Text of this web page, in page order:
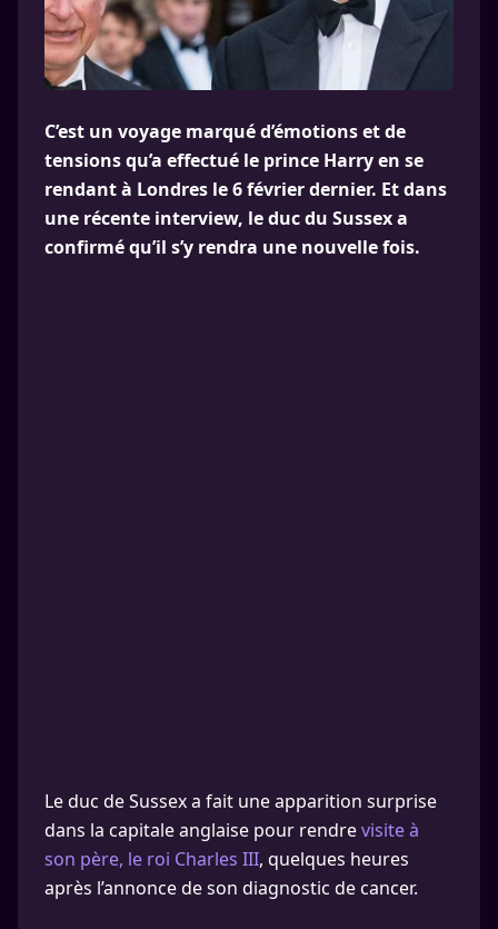
C’est un voyage marqué d’émotions et de
tensions qu’a effectué le prince Harry en se
rendant à Londres le 6 février dernier. Et dans
une récente interview, le duc du Sussex a
confirmé qu’il s’y rendra une nouvelle fois.
Le duc de Sussex a fait une apparition surprise
dans la capitale anglaise pour rendrevisite à
son père, le roi Charles III, quelques heures
après l’annonce de son diagnostic de cancer.